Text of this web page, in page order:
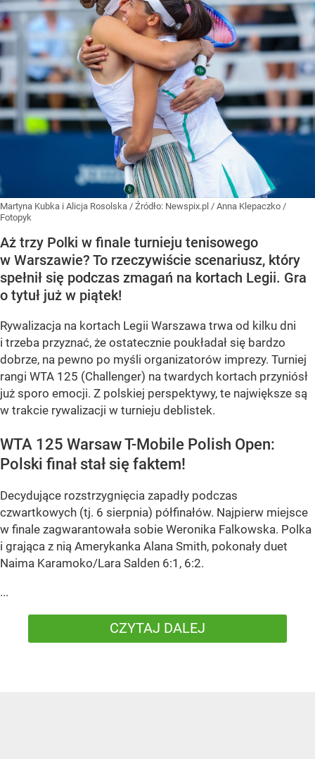
Martyna Kubka i Alicja Rosolska / Źródło: Newspix.pl / Anna Klepaczko /
Fotopyk
Aż trzy Polki w finale turnieju tenisowego
w Warszawie? To rzeczywiście scenariusz, który
spełnił się podczas zmagań na kortach Legii. Gra
o tytuł już w piątek!
Rywalizacja na kortach Legii Warszawa trwa od kilku dni
i trzeba przyznać, że ostatecznie poukładał się bardzo
dobrze, na pewno po myśli organizatorów imprezy. Turniej
rangi WTA 125 (Challenger) na twardych kortach przyniósł
już sporo emocji. Z polskiej perspektywy, te największe są
w trakcie rywalizacji w turnieju deblistek.
WTA 125 Warsaw T-Mobile Polish Open:
Polski finał stał się faktem!
Decydujące rozstrzygnięcia zapadły podczas
czwartkowych (tj. 6 sierpnia) półfinałów. Najpierw miejsce
w finale zagwarantowała sobie Weronika Falkowska. Polka
i grająca z nią Amerykanka Alana Smith, pokonały duet
Naima Karamoko/Lara Salden 6:1, 6:2.
...
CZYTAJ DALEJ